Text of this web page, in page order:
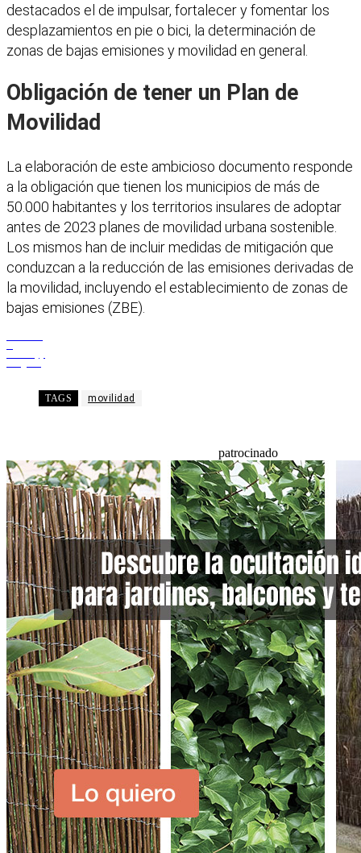
destacados el de impulsar, fortalecer y fomentar los
desplazamientos en pie o bici, la determinación de
zonas de bajas emisiones y movilidad en general.
Obligación de tener un Plan de
Movilidad
La elaboración de este ambicioso documento responde
a la obligación que tienen los municipios de más de
50.000 habitantes y los territorios insulares de adoptar
antes de 2023 planes de movilidad urbana sostenible.
Los mismos han de incluir medidas de mitigación que
conduzcan a la reducción de las emisiones derivadas de
la movilidad, incluyendo el establecimiento de zonas de
bajas emisiones (ZBE).
TAGS movilidad
patrocinado